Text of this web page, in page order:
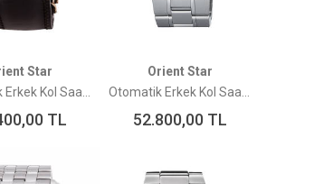
Star
Otomatik Erkek Kol Saati RE-AV0115B00B
TL
Orient Star
Otomatik Erkek Kol Saati RE-AT0001L00B
52.800,00TL